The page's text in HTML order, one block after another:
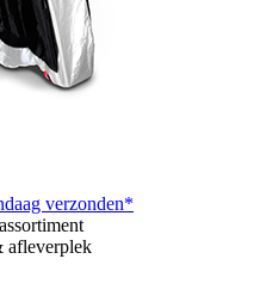
verzonden*
afleverplek